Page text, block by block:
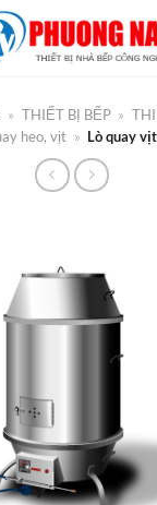
» THIẾT BỊ BẾP »
heo, vịt » Lò quay vịt